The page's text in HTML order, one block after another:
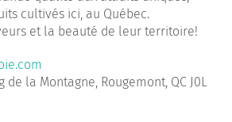
cultivés ici, au Québec.
et la beauté de leur territoire!
de la Montagne, Rougemont, QC J0L